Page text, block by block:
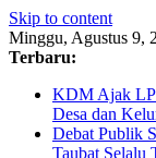
Skip to content
Minggu, Agustus 9,
Terbaru:
KDM Ajak
Desa dan
Debat Publik
Taubat Selalu